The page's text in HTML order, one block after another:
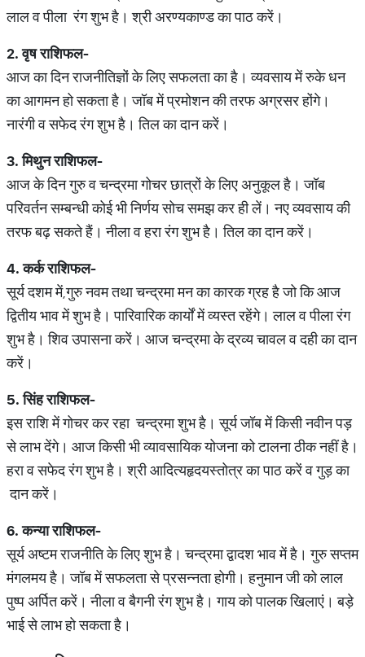
लाल व पीला रंग शुभ है। श्री अरण्यकाण्ड का पाठ करें।
2.वृषराशिफल-
आज का दिन राजनीतिज्ञों के लिए सफलता का है। व्यवसाय में रुके धन
का आगमन हो सकता है। जॉब में प्रमोशन की तरफ अग्रसर होंगे।
नारंगी व सफेद रंग शुभ है। तिल का दान करें।
3.मिथुनराशिफल-
आज के दिन गुरु व चन्द्रमा गोचर छात्रों के लिए अनुकूल है। जॉब
परिवर्तन सम्बन्धी कोई भी निर्णय सोच समझ कर ही लें। नए व्यवसाय की
तरफ बढ़ सकते हैं। नीला व हरा रंग शुभ है। तिल का दान करें।
4.कर्कराशिफल-
सूर्य दशम में,गुरु नवम तथा चन्द्रमा मन का कारक ग्रह है जो कि आज
द्वितीय भाव में शुभ है। पारिवारिक कार्यों में व्यस्त रहेंगे। लाल व पीला रंग
शुभ है। शिव उपासना करें। आज चन्द्रमा के द्रव्य चावल व दही का दान
करें।
5.सिंहराशिफल-
इस राशि में गोचर कर रहा चन्द्रमा शुभ है। सूर्य जॉब में किसी नवीन पड़
से लाभ देंगे। आज किसी भी व्यावसायिक योजना को टालना ठीक नहीं है।
हरा व सफेद रंग शुभ है। श्री आदित्यहृदयस्तोत्र का पाठ करें व गुड़ का
दान करें।
6.कन्याराशिफल-
सूर्य अष्टम राजनीति के लिए शुभ है। चन्द्रमा द्वादश भाव में है। गुरु सप्तम
मंगलमय है। जॉब में सफलता से प्रसन्नता होगी। हनुमान जी को लाल
पुष्प अर्पित करें। नीला व बैगनी रंग शुभ है। गाय को पालक खिलाएं। बड़े
भाई से लाभ हो सकता है।